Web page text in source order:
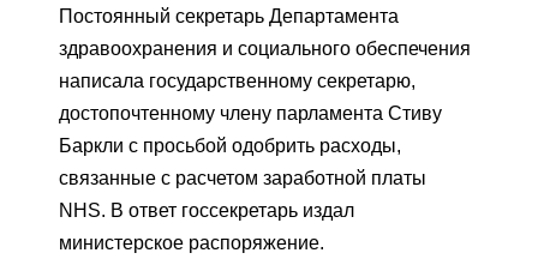
Постоянный секретарь Департамента
здравоохранения и социального обеспечения
написала государственному секретарю,
достопочтенному члену парламента Стиву
Баркли с просьбой одобрить расходы,
связанные с расчетом заработной платы
NHS. В ответ госсекретарь издал
министерское распоряжение.